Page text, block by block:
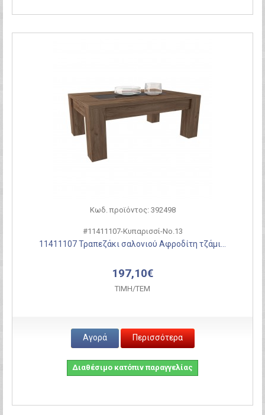
Κωδ. προϊόντος: 392498
#11411107-Κυπαρισσί-Νο.13
11411107 Τραπεζάκι σαλονιού Αφροδίτη τζάμι...
197,10€
ΤΙΜH/ΤΕΜ
Αγορά Περισσότερα
Διαθέσιμο κατόπιν παραγγελίας